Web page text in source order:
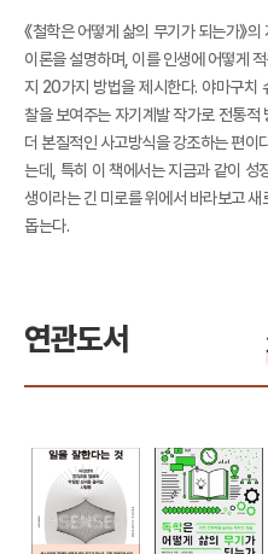
《철학은 어떻게 삶의 무기가 되는가》
이론을 설명하며, 이를 인생에 어떻게
지 20가지 방법을 제시한다. 야마구치
찰을 보여주는 자기계발 작가로 전통
더 본질적인 사고방식을 강조하는 편이
는데, 특히 이 책에서는 지금과 같이 성
생이라는 긴 미로를 위에서 바라보고
돕는다.
연관도서